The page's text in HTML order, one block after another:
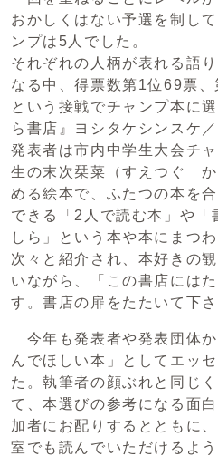
おかしくはない予選を制し
ンプは5人でした。
それぞれの人柄が表れる語
なる中、得票数第1位69票
という接戦でチャンプ本に
ら書店』ヨシタケシンスケ
発表者は市内中学生大会チ
生の末次栞菜（すえつぐ か
める絵本で、ふたつの本を
できる「2人で読む本」や「
しら」という本や本にまつ
次々と紹介され、本好きの
いながら、「この書店には
す。書店の扉をたたいて下
今年も発表者や発表団体
んでほしい本」としてエッ
た。執筆者の顔ぶれと同じ
て、本選びの参考になる面
加者にお配りするとともに
室でも読んでいただけるよ